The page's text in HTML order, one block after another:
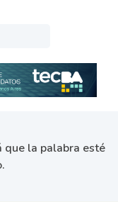
que la palabra esté